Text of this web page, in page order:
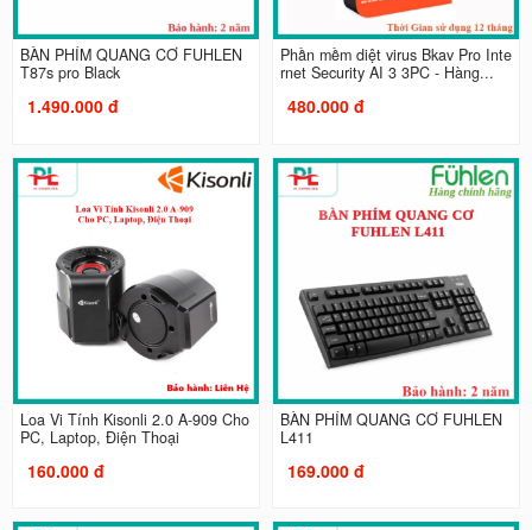
BÀN PHÍM QUANG CƠ FUHLEN
T87s pro Black
1.490.000 đ
Phần mềm diệt virus Bkav Pro Inte
rnet Security AI 3 3PC - Hàng...
480.000 đ
Loa Vi Tính Kisonli 2.0 A-909 Cho
PC, Laptop, Điện Thoại
160.000 đ
BÀN PHÍM QUANG CƠ FUHLEN
L411
169.000 đ